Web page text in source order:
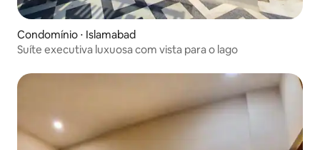
Condomínio ⋅ Islamabad
Suíte executiva luxuosa com vista para o lago